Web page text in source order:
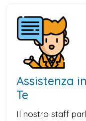
Assistenza
Te
Il nostro staff